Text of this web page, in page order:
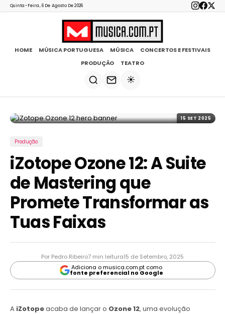
Quinta-Feira, 6 De Agosto De 2026
HOME MÚSICA PORTUGUESA MÚSICA
CONCERTOS E FESTIVAIS
PRODUÇÃO
TEATRO
☀️
15 SET 2025
Produção
iZotope Ozone 12: A Suite
de Mastering que
Promete Transformar as
Tuas Faixas
Por Pedro Ribeiro7 min leitura15 de Setembro, 2025
Adiciona o musica.com.pt como
fonte preferencial no Google
A iZotopeacaba de lançar o Ozone 12, uma evolução